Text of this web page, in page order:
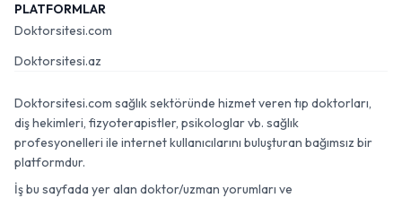
PLATFORMLAR
Doktorsitesi.com
Doktorsitesi.az
Doktorsitesi.com sağlık sektöründe hizmet veren tıp doktorları,
diş hekimleri, fizyoterapistler, psikologlar vb. sağlık
profesyonelleri ile internet kullanıcılarını buluşturan bağımsız bir
platformdur.
İş bu sayfada yer alan doktor/uzman yorumları ve